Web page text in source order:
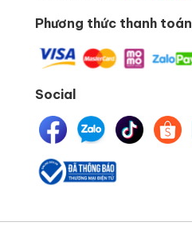
Phương thức thanh toán
Social